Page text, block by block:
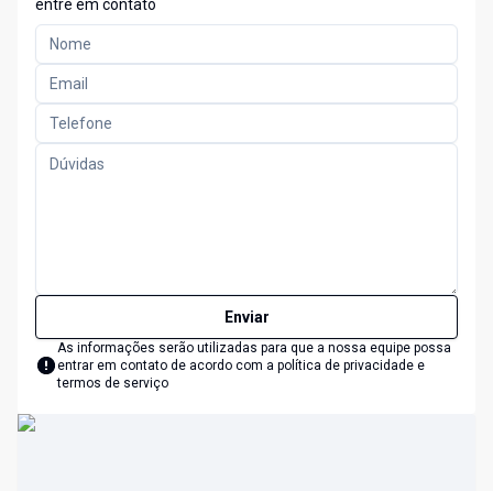
entre em contato
Enviar
As informações serão utilizadas para que a nossa equipe possa
entrar em contato de acordo com a política de privacidade e
termos de serviço